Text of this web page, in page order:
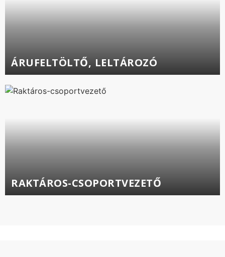
ÁRUFELTÖLTŐ, LELTÁROZÓ
RAKTÁROS-CSOPORTVEZETŐ